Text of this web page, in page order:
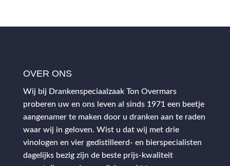
OVER ONS
Wij bij Drankenspeciaalzaak Ton Overmars
proberen uw en ons leven al sinds 1971 een beetje
aangenamer te maken door u dranken aan te raden
waar wij in geloven. Wist u dat wij met drie
vinologen en vier gedistilleerd- en bierspecialisten
dagelijks bezig zijn de beste prijs-kwaliteit